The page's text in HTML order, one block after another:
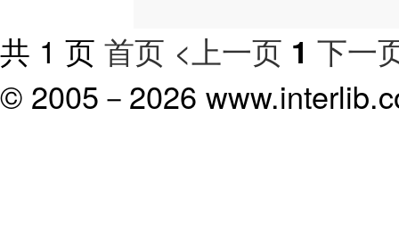
共 1 页 首页 <上一页 1 下一
© 2005－ 2026